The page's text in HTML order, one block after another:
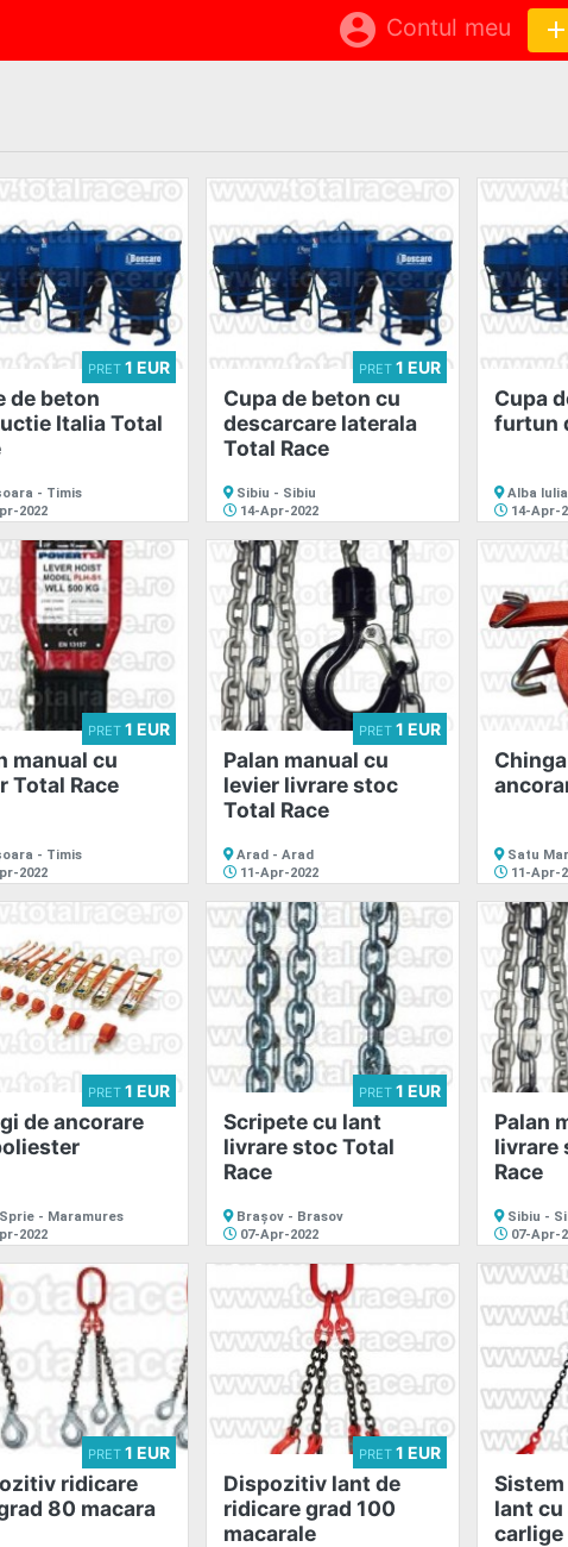
account_circle Contul meu add
de beton
Italia Total
PRET 1 EUR
- Timis
2022
Cupa de beton cu
descarcare laterala
Total Race
PRET 1 EUR
Sibiu - Sibiu
14-Apr-2022
Cupa
furtun
Alba
14-Apr-
manual cu
Total Race
PRET 1 EUR
- Timis
2022
Palan manual cu
levier livrare stoc
Total Race
PRET 1 EUR
Arad - Arad
11-Apr-2022
Satu
11-Apr-
de ancorare
PRET 1 EUR
- Maramures
2022
Scripete cu lant
livrare stoc Total
Race
PRET 1 EUR
Brașov - Brasov
07-Apr-2022
Palan
livrare
Race
Sibiu -
07-Apr-
ridicare
80 macara
PRET 1 EUR
Dispozitiv lant de
ridicare grad 100
macarale
PRET 1 EUR
lant cu
carlige